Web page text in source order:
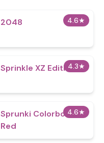
4.6★
2048
4.3★
Sprinkle XZ Edition
4.6★
Sprunki Colorbox
Red